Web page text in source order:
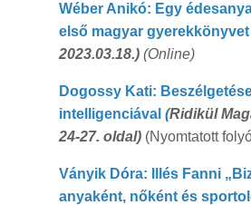
Wéber Anikó: Egy
első magyar gyerekkönyvet
2023.03.18.) (Online)
Dogossy Kati:
intelligenciával (Ridikül
24-27. oldal) (Nyomtatott
Ványik Dóra: Illés Fanni
anyaként, nőként és